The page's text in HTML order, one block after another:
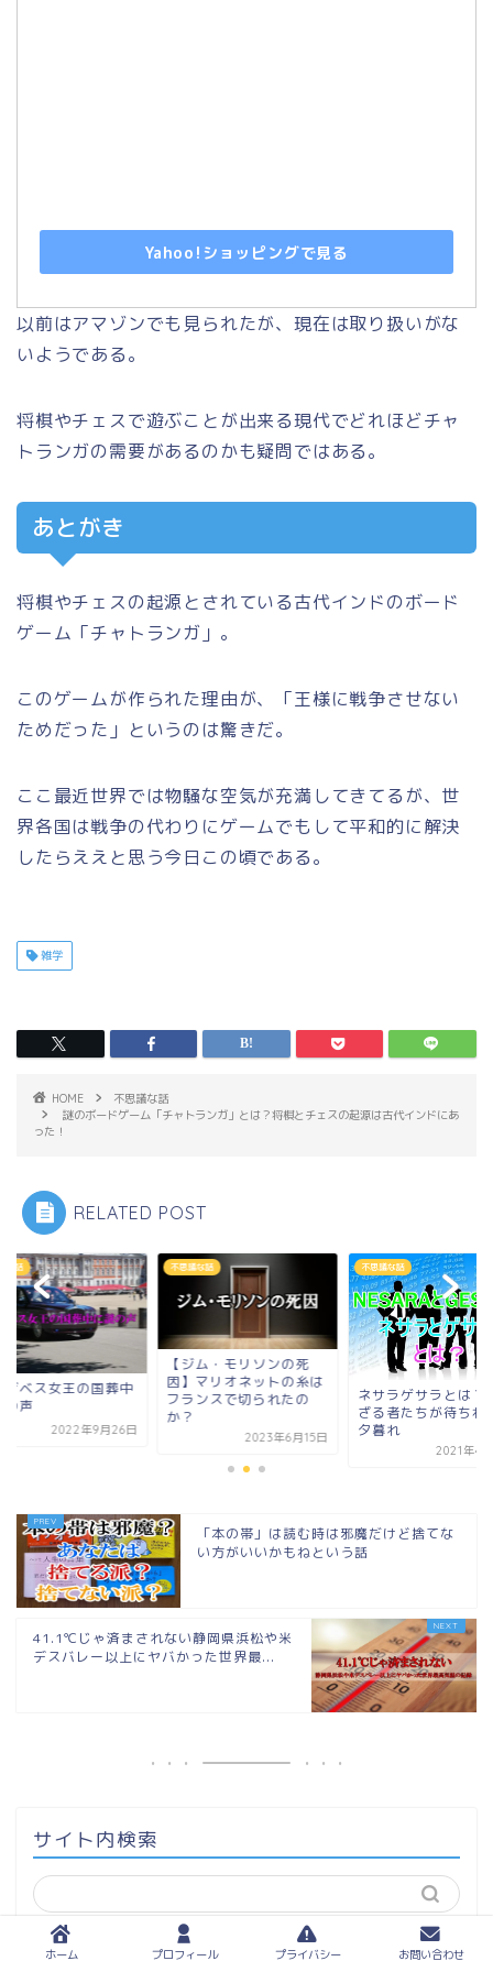
Yahoo!ショッピングで見る
以前はアマゾンでも見られたが、現在は取り扱いがな
いようである。
将棋やチェスで遊ぶことが出来る現代でどれほどチャ
トランガの需要があるのかも疑問ではある。
あとがき
将棋やチェスの起源とされている古代インドのボード
ゲーム「チャトランガ」。
このゲームが作られた理由が、「王様に戦争させない
ためだった」というのは驚きだ。
ここ最近世界では物騒な空気が充満してきてるが、世
界各国は戦争の代わりにゲームでもして平和的に解決
したらええと思う今日この頃である。
雑学
HOME
不思議な話
謎のボードゲーム「チャトランガ」とは？将棋とチェスの起源は古代インドにあ
った！
RELATED POST
な話
ム・モリソンの死
マリオネットの糸は
ンスで切られたの
2023年6月15日
不思議な話
ネサラゲサラとは？持た
ざる者たちが待ちわびる
不思議な話
エリザベス女王の国
に謎の声
「本の帯」は読む時は邪魔だけど捨てな
い方がいいかもねという話
41.1℃じゃ済まされない静岡県浜松や米
デスバレー以上にヤバかった世界最...
サイト内検索
ホーム プロフィール プライバシー お問い合わせ